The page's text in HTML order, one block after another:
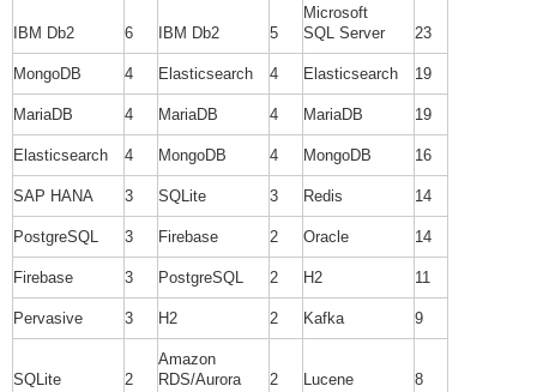
IBM Db2 6 IBM Db2 5
Microsoft
SQL Server
23
MongoDB 4 Elasticsearch 4 Elasticsearch 19
MariaDB 4 MariaDB 4 MariaDB 19
Elasticsearch 4 MongoDB 4 MongoDB 16
SAP HANA 3 SQLite 3 Redis 14
PostgreSQL 3 Firebase 2 Oracle 14
Firebase 3 PostgreSQL 2 H2 11
Pervasive 3 H2 2 Kafka 9
SQLite 2
Amazon
RDS/Aurora
2 Lucene 8